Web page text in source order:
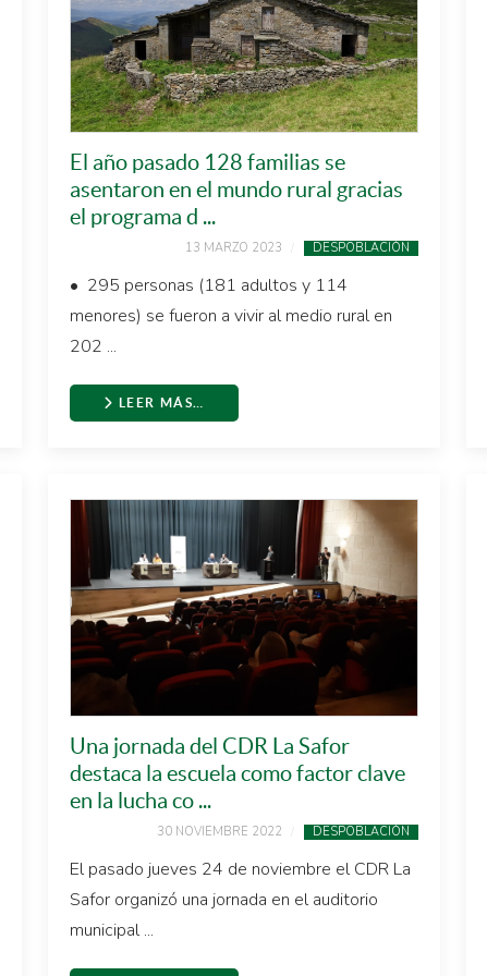
El año pasado 128 familias se
asentaron en el mundo rural gracias
el programa d ...
13 MARZO 2023 DESPOBLACIÓN
• 295 personas (181 adultos y 114
menores) se fueron a vivir al medio rural en
202 ...
LEER MÁS…
Una jornada del CDR La Safor
destaca la escuela como factor clave
en la lucha co ...
30 NOVIEMBRE 2022 DESPOBLACIÓN
El pasado jueves 24 de noviembre el CDR La
Safor organizó una jornada en el auditorio
municipal ...